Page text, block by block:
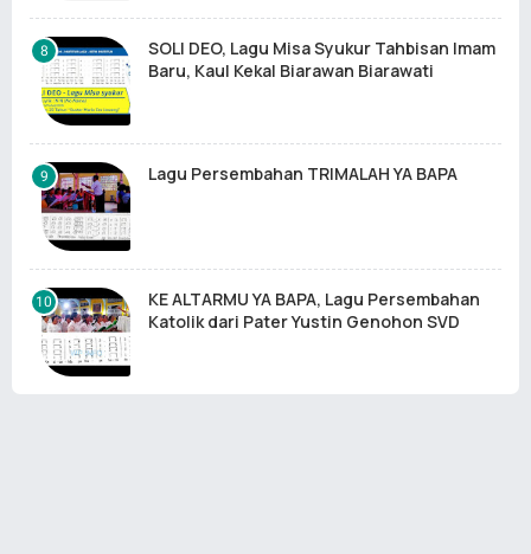
SOLI DEO, Lagu Misa Syukur Tahbisan Imam
Baru, Kaul Kekal Biarawan Biarawati
Lagu Persembahan TRIMALAH YA BAPA
KE ALTARMU YA BAPA, Lagu Persembahan
Katolik dari Pater Yustin Genohon SVD